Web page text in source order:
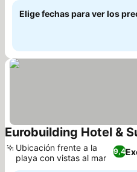
Elige fechas para ver los
Eurobuilding Hotel &
9,4
Ubicación frente a la
playa con vistas al mar